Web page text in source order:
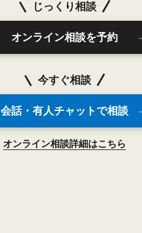
じっくり相談
オンライン相談を予約
今すぐ相談
会話・有人チャットで相談
オンライン相談詳細はこちら